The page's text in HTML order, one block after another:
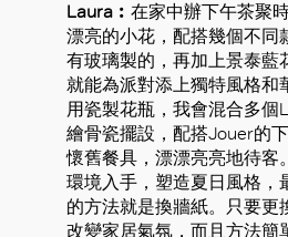
Laura︰ 在家中辦下午茶聚
漂亮的小花，配搭幾個不同
有玻璃製的，再加上景泰藍
就能為派對添上獨特風格和
用瓷製花瓶，我會混合多個
繪骨瓷擺設，配搭Jouer的
懷舊餐具，漂漂亮亮地待客
環境入手，塑造夏日風格，
的方法就是換牆紙。只要更
改變家居氣氛，而且方法簡